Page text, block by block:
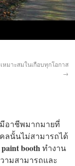
หมาะสมในเกือบทุกโอกาส
→
อาชีพมากมายที่
ลนั้นไม่สามารถได้
paint boothทำงาน
ามสามารถและ